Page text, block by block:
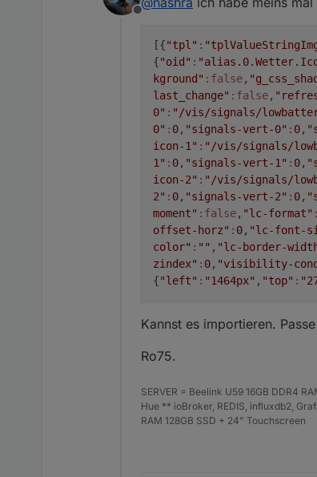
Offline
[{"tpl" :
{"oid" :
kground" :false,
last_change" :false,
0" : "/vis/signals/
0" : 0, "signals-vert-0" : 0,
icon-1" : "/vis/signals/
1" : 0, "signals-vert-1" : 0,
icon-2" : "/vis/signals/
2" : 0, "signals-vert-2" : 0,
moment" :false, "lc-format" :
offset-horz" : 0, "lc-font-
color" : "" , "lc-border-
zindex" : 0, "visibility-
{"left" : "1464px" , "top" :
Kannst es importieren.
Ro75.
SERVER = Beelink U59 16GB DDR4
Hue ** ioBroker, REDIS, influxdb2,
RAM 128GB SSD + 24" Touchscreen